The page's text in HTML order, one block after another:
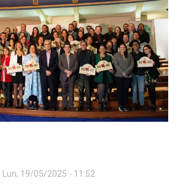
Lun, 19/05/2025 - 11:52